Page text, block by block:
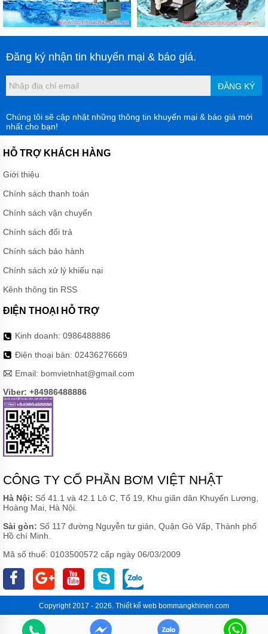
Đăng ký nhận tin khuyến mại & báo giá.
ĐĂNG KÝ
Chúng tôi sẽ cập nhật những thông tin khuyến mại & báo giá mới
nhất cho bạn!
HỖ TRỢ KHÁCH HÀNG
Giới thiệu
Chính sách thanh toán
Chính sách vận chuyển
Chính sách đổi trả
Chính sách bảo hành
Chính sách xử lý khiếu nại
Kênh thông tin RSS
ĐIỆN THOẠI HỖ TRỢ
Kinh doanh: 0986488886
Điện thoại bàn: 02436276669
Email: bomvietnhat@gmail.com
Viber: +84986488886
CÔNG TY CỔ PHẦN BƠM VIỆT NHẬT
Hà Nội: Số 41.1 và 42.1 Lô C, Tổ 19, Khu giãn dân Khuyến Lương,
Hoàng Mai, Hà Nội.
Sài gòn: Số 117 đường Nguyễn tư giản, Quận Gò Vấp, Thành phố
Hồ chí Minh.
Mã số thuế: 0103500572 cấp ngày 06/03/2009
Copyright 2017 - 2026. Thiết kế web bommangkhinen.com